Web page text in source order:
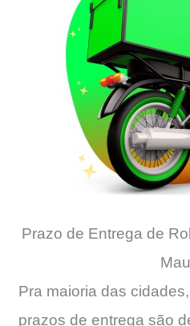
Prazo de Entrega de
Pra maioria das
prazos de entrega são